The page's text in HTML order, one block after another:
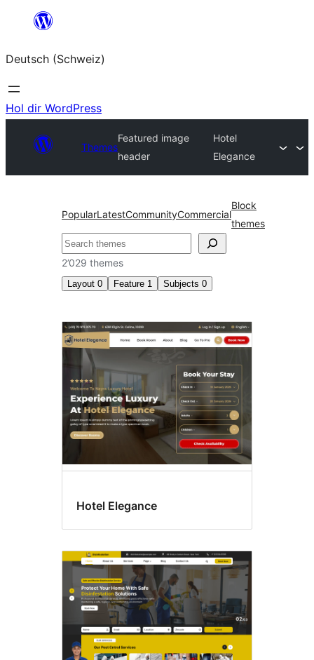
springen
Deutsch (Schweiz)
Hol dir WordPress
Themes
Featured image
header
Hotel
Elegance
PopularLatestCommunityCommercial
Block
themes
Suchen
2’029 themes
Layout 0 Feature 1 Subjects 0
Featured
image
header
Hotel Elegance